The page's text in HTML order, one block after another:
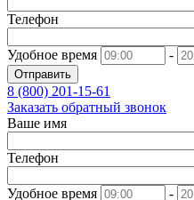
Телефон
Удобное время -
Отправить
8 (800) 201-15-61
Заказать обратный звонок
Ваше имя
Телефон
Удобное время -